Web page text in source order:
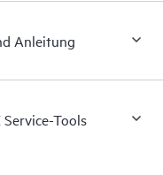
Anleitung
Tools